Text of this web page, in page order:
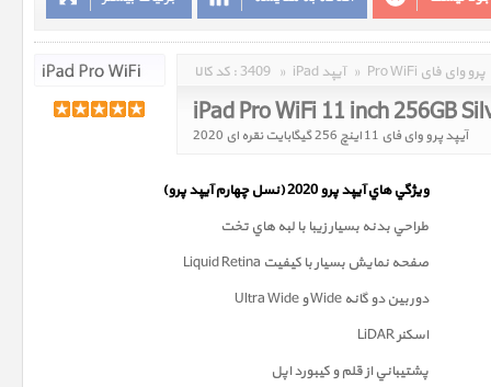
کد کالا : 3409 » iPad آیپد » Pro WiFi پرو وای فای
iPad Pro WiFi 11 inch 256GB
آیپد پرو وای فای 11 اینچ 256 گیگابایت نقره ای 2020
ويژگي هاي آيپد پرو 2020 ( نسل چهارمآيپد پرو)
طراحي بدنه بسيار زيبا با لبه هاي تخت
صفحه نمايش بسيار با کيفيت Liquid Retina
دوربين دو گانه Wide و Ultra Wide
اسکنر LiDAR
پشتيباني از قلم و کيبورد اپل